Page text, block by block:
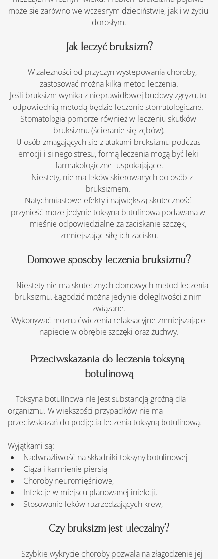
może się zarówno we wczesnym dzieciństwie, jak i w życiu
dorosłym.
Jak leczyć bruksizm?
zastosować można kilka metod leczenia.
Jeśli bruksizm wynika z nieprawidłowej budowy zgryzu, to
odpowiednią metodą będzie leczenie stomatologiczne.
Stomatologia pomorze również w leczeniu skutków
bruksizmu (ścieranie się zębów).
U osób zmagających się z atakami bruksizmu podczas
emocji i silnego stresu, formą leczenia mogą być leki
farmakologiczne- uspokajające.
bruksizmem.
Natychmiastowe efekty i największą skuteczność
przynieść może jedynie toksyna botulinowa podawana w
mięśnie odpowiedzialne za zaciskanie szczęk,
zmniejszając siłę ich zacisku.
Domowe sposoby leczenia bruksizmu?
bruksizmu. Łagodzić można jedynie dolegliwości z nim
związane.
Wykonywać można ćwiczenia relaksacyjne zmniejszające
napięcie w obrębie szczęki oraz żuchwy.
Przeciwskazania do leczenia toksyną
botulinową
organizmu. W większości przypadków nie ma
przeciwskazań do podjęcia leczenia toksyną botulinową.
Wyjątkami są:
Nadwrażliwość na składniki toksyny botulinowej
Ciąża i karmienie piersią
Choroby neuromięśniowe,
Infekcje w miejscu planowanej iniekcji,
Stosowanie leków rozrzedzających krew,
Czy bruksizm jest uleczalny?